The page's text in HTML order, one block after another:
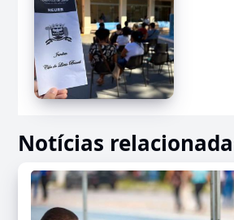
Notícias